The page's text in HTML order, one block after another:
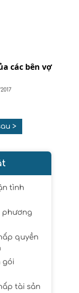
các bên vợ
>
tình
phương
quyền
gói
tài sản